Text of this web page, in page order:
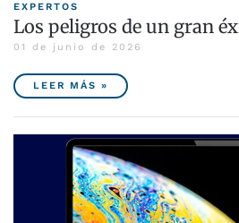
EXPERTOS
Los peligros de un gran
01 de junio de 2026
LEER MÁS »